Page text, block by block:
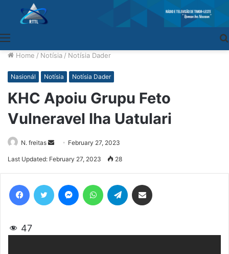
Home / Notísia / Notísia Dader
Nasionál Notísia Notísia Dader
KHC Apoiu Grupu Feto
Vulneravel Iha Uatulari
N. freitas
Send
an
February 27, 2023
Last Updated: February 27, 2023 28
47